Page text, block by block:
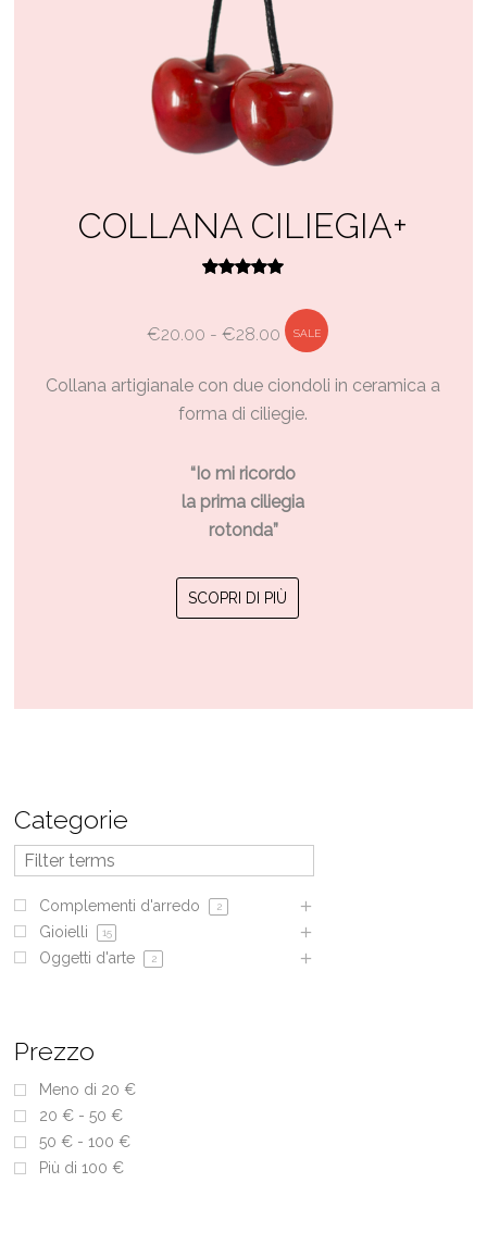
COLLANA CILIEGIA+
€20.00 - €28.00 Fascia
di
prezzo:
da
a
€28.00
SALE
Collana artigianale con due ciondoli in ceramica a
forma di ciliegie.
“Io mi ricordo
la prima ciliegia
rotonda”
Questo
prodotto
varianti.
nella
SCOPRI DI PIÙ
Categorie
Complementi d'arredo 2
Gioielli 15
Oggetti d'arte 2
Prezzo
Meno di 20 €
20 € - 50 €
50 € - 100 €
Più di 100 €